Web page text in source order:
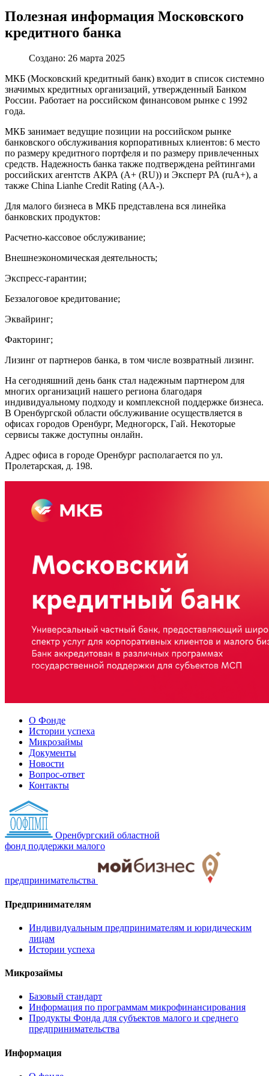
Полезная информация Московского
кредитного банка
Создано: 26 марта 2025
МКБ (Московский кредитный банк) входит в список системно
значимых кредитных организаций, утвержденный Банком
России. Работает на российском финансовом рынке с 1992
года.
МКБ занимает ведущие позиции на российском рынке
банковского обслуживания корпоративных клиентов: 6 место
по размеру кредитного портфеля и по размеру привлеченных
средств. Надежность банка также подтверждена рейтингами
российских агентств АКРА (А+ (RU)) и Эксперт РА (ruA+), а
также China Lianhe Credit Rating (АА-).
Для малого бизнеса в МКБ представлена вся линейка
банковских продуктов:
Расчетно-кассовое обслуживание;
Внешнеэкономическая деятельность;
Экспресс-гарантии;
Беззалоговое кредитование;
Эквайринг;
Факторинг;
Лизинг от партнеров банка, в том числе возвратный лизинг.
На сегодняшний день банк стал надежным партнером для
многих организаций нашего региона благодаря
индивидуальному подходу и комплексной поддержке бизнеса.
В Оренбургской области обслуживание осуществляется в
офисах городов Оренбург, Медногорск, Гай. Некоторые
сервисы также доступны онлайн.
Адрес офиса в городе Оренбург располагается по ул.
Пролетарская, д. 198.
О Фонде
Истории успеха
Микрозаймы
Документы
Новости
Вопрос-ответ
Контакты
Оренбургский областной
фонд поддержки малого
предпринимательства
Предпринимателям
Индивидуальным предпринимателям и юридическим
лицам
Истории успеха
Микрозаймы
Базовый стандарт
Информация по программам микрофинансирования
Продукты Фонда для субъектов малого и среднего
предпринимательства
Информация